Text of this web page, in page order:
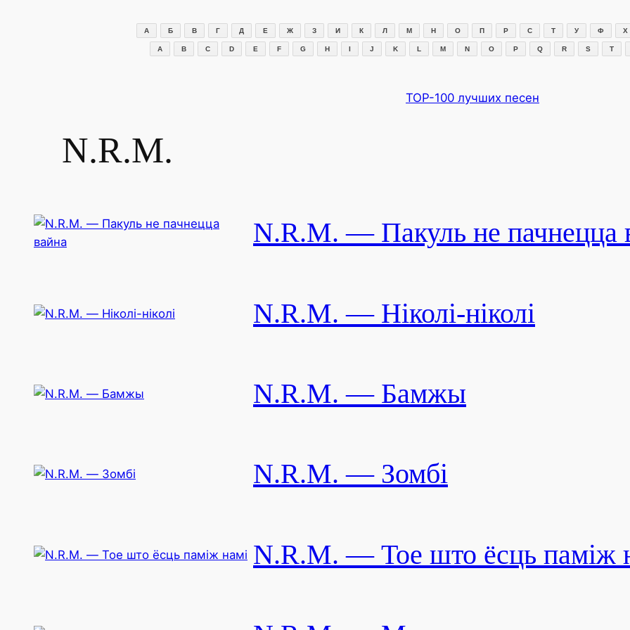
А Б В Г Д Е Ж З И К Л М Н О П Р С Т У Ф Х
A B C D E F G H I J K L M N O P Q R S T
TOP-100 лучших песен
N.R.M.
N.R.M. — Пакуль не пачнецца
N.R.M. — Ніколі-ніколі
N.R.M. — Бамжы
N.R.M. — Зомбі
N.R.M. — Тое што ёсць паміж